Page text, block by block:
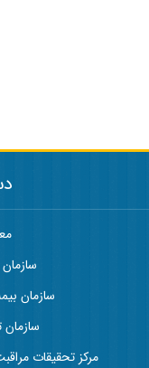
سازمان
سازمان
مرکز تحقیقات